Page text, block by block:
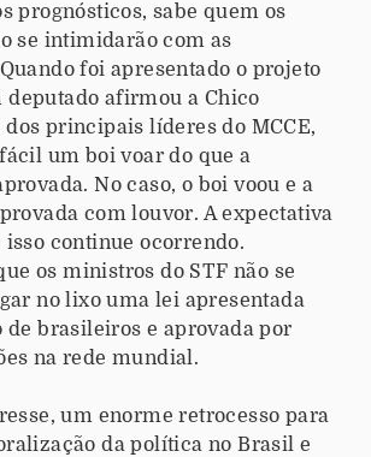
prognósticos, sabe quem os
se intimidarão com as
foi apresentado o projeto
deputado afirmou a Chico
principais líderes do MCCE,
um boi voar do que a
No caso, o boi voou e a
com louvor. A expectativa
continue ocorrendo.
os ministros do STF não se
no lixo uma lei apresentada
de brasileiros e aprovada por
na rede mundial.
um enorme retrocesso para
da política no Brasil e